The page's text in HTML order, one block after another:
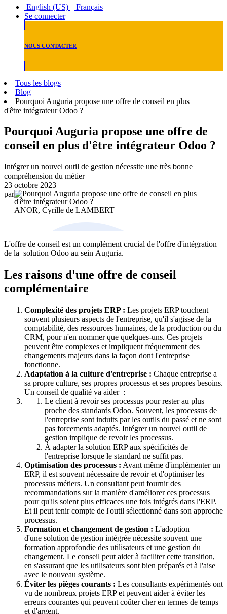
English (US) | Français
Se connecter
NOUS CONTACTER
Tous les blogs
Blog
Pourquoi Auguria propose une offre de conseil en plus
d'être intégrateur Odoo ?
Pourquoi Auguria propose une offre de
conseil en plus d'être intégrateur Odoo ?
Intégrer un nouvel outil de gestion nécessite une très bonne
compréhension du métier
23 octobre 2023
par
ANOR, Cyrille de LAMBERT
L'offre de conseil est un complément crucial de l'offre d'intégration
de la solution Odoo au sein Auguria.
Les raisons d'une offre de conseil
complémentaire
Complexité des projets ERP : Les projets ERP touchent
souvent plusieurs aspects de l'entreprise, qu'il s'agisse de la
comptabilité, des ressources humaines, de la production ou du
CRM, pour n'en nommer que quelques-uns. Ces projets
peuvent être complexes et impliquent fréquemment des
changements majeurs dans la façon dont l'entreprise
fonctionne.
Adaptation à la culture d'entreprise : Chaque entreprise a
sa propre culture, ses propres processus et ses propres besoins.
Un conseil de qualité va aider :
Le client à revoir ses processus pour rester au plus
proche des standards Odoo. Souvent, les processus de
l'entreprise sont induits par les outils du passé et ne sont
pas forcements adaptés. Intégrer un nouvel outil de
gestion implique de revoir les processus.
À adapter la solution ERP aux spécificités de
l'entreprise lorsque le standard ne suffit pas.
Optimisation des processus : Avant même d'implémenter un
ERP, il est souvent nécessaire de revoir et d'optimiser les
processus métiers. Un consultant peut fournir des
recommandations sur la manière d'améliorer ces processus
pour qu'ils soient plus efficaces une fois intégrés dans l'ERP.
Et il peut tenir compte de l'outil sélectionné dans son approche
processus.
Formation et changement de gestion : L'adoption
d'une solution de gestion intégrée nécessite souvent une
formation approfondie des utilisateurs et une gestion du
changement. Le conseil peut aider à faciliter cette transition,
en s'assurant que les utilisateurs sont bien préparés et à l'aise
avec le nouveau système.
Éviter les pièges courants : Les consultants expérimentés ont
vu de nombreux projets ERP et peuvent aider à éviter les
erreurs courantes qui peuvent coûter cher en termes de temps
et d'argent.